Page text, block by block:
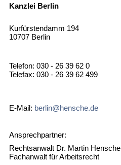
Kanzlei Berlin
Kurfürstendamm 194
10707 Berlin
Telefon: 030 - 26 39 62 0
Telefax: 030 - 26 39 62 499
E-Mail: berlin@hensche.de
Ansprechpartner:
Rechtsanwalt Dr. Martin Hensche
Fachanwalt für Arbeitsrecht